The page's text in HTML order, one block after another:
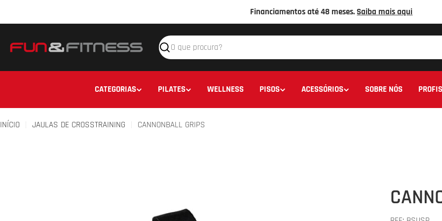
conteúdo
Financiamentos até 48 meses.Saiba mais aqui
Pesquisar
CATEGORIAS PILATES WELLNESS PISOS ACESSÓRIOS SOBRE NÓS
INÍCIO JAULAS DE CROSSTRAINING CANNONBALL GRIPS